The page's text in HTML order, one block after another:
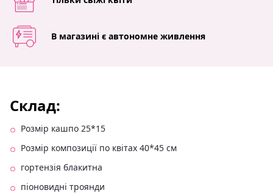
В магазині є автономне живлення
Склад:
Розмір кашпо 25*15
Розмір композиції по квітах 40*45 см
гортензія блакитна
піоновидні троянди